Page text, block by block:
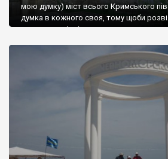
мою думку) міст всього Кримського
думка в кожного своя, тому щоби
запрошую відвідати це